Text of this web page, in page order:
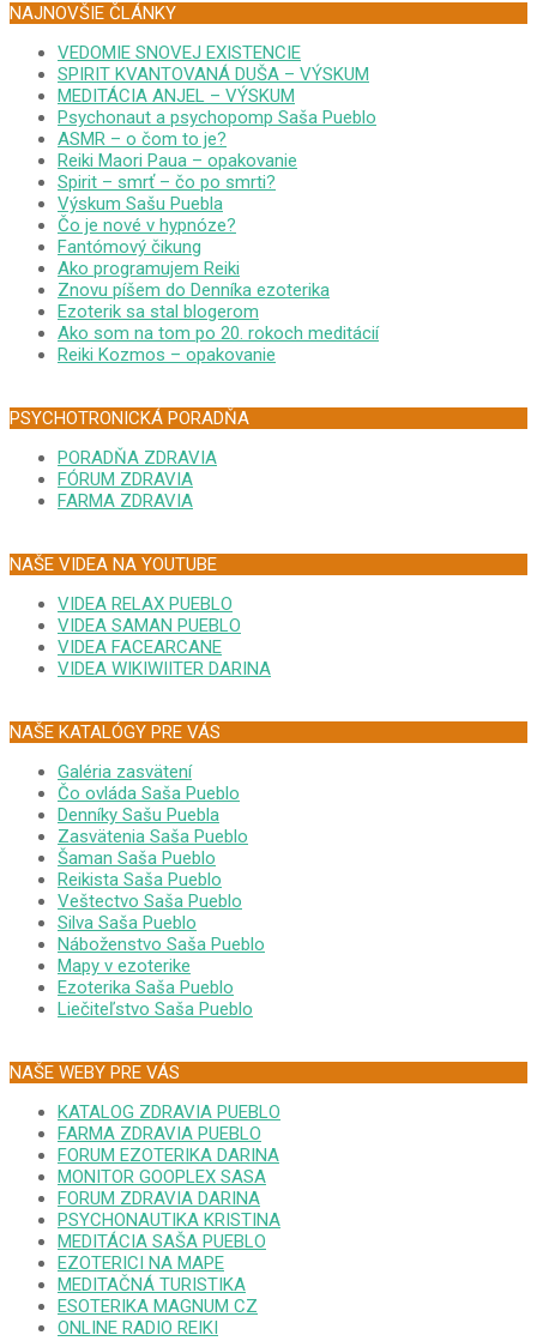
NAJNOVŠIE ČLÁNKY
VEDOMIE SNOVEJ EXISTENCIE
SPIRIT KVANTOVANÁ DUŠA – VÝSKUM
MEDITÁCIA ANJEL – VÝSKUM
Psychonaut a psychopomp Saša Pueblo
ASMR – o čom to je?
Reiki Maori Paua – opakovanie
Spirit – smrť – čo po smrti?
Výskum Sašu Puebla
Čo je nové v hypnóze?
Fantómový čikung
Ako programujem Reiki
Znovu píšem do Denníka ezoterika
Ezoterik sa stal blogerom
Ako som na tom po 20. rokoch meditácií
Reiki Kozmos – opakovanie
PSYCHOTRONICKÁ PORADŇA
PORADŇA ZDRAVIA
FÓRUM ZDRAVIA
FARMA ZDRAVIA
NAŠE VIDEA NA YOUTUBE
VIDEA RELAX PUEBLO
VIDEA SAMAN PUEBLO
VIDEA FACEARCANE
VIDEA WIKIWIITER DARINA
NAŠE KATALÓGY PRE VÁS
Galéria zasvätení
Čo ovláda Saša Pueblo
Denníky Sašu Puebla
Zasvätenia Saša Pueblo
Šaman Saša Pueblo
Reikista Saša Pueblo
Veštectvo Saša Pueblo
Silva Saša Pueblo
Náboženstvo Saša Pueblo
Mapy v ezoterike
Ezoterika Saša Pueblo
Liečiteľstvo Saša Pueblo
NAŠE WEBY PRE VÁS
KATALOG ZDRAVIA PUEBLO
FARMA ZDRAVIA PUEBLO
FORUM EZOTERIKA DARINA
MONITOR GOOPLEX SASA
FORUM ZDRAVIA DARINA
PSYCHONAUTIKA KRISTINA
MEDITÁCIA SAŠA PUEBLO
EZOTERICI NA MAPE
MEDITAČNÁ TURISTIKA
ESOTERIKA MAGNUM CZ
ONLINE RADIO REIKI